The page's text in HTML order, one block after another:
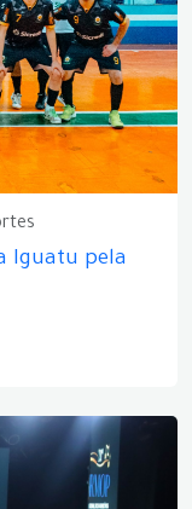
Iguatu pela